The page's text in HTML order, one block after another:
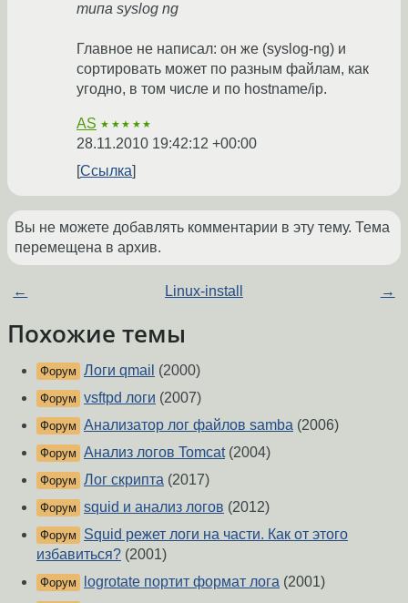
типа syslog ng
Главное не написал: он же (syslog-ng) и
сортировать может по разным файлам, как
угодно, в том числе и по hostname/ip.
AS ★★★★★
28.11.2010 19:42:12 +00:00
Ссылка
Вы не можете добавлять комментарии в эту тему. Тема
перемещена в архив.
← Linux-install →
Похожие темы
Форум Логи qmail (2000)
Форум vsftpd логи (2007)
Форум Анализатор лог файлов samba (2006)
Форум Анализ логов Tomcat(2004)
Форум Лог скрипта (2017)
Форум squid и анализ логов (2012)
Форум
Squid режет логи на части. Как от этого
избавиться? (2001)
Форум logrotate портит формат лога (2001)